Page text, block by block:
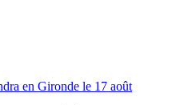
en Gironde le 17 août